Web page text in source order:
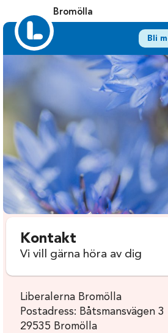
Bromölla
Bli
Kontakt
Vi vill gärna höra av dig
Liberalerna Bromölla
Postadress: Båtsmansvägen 3
29535 Bromölla